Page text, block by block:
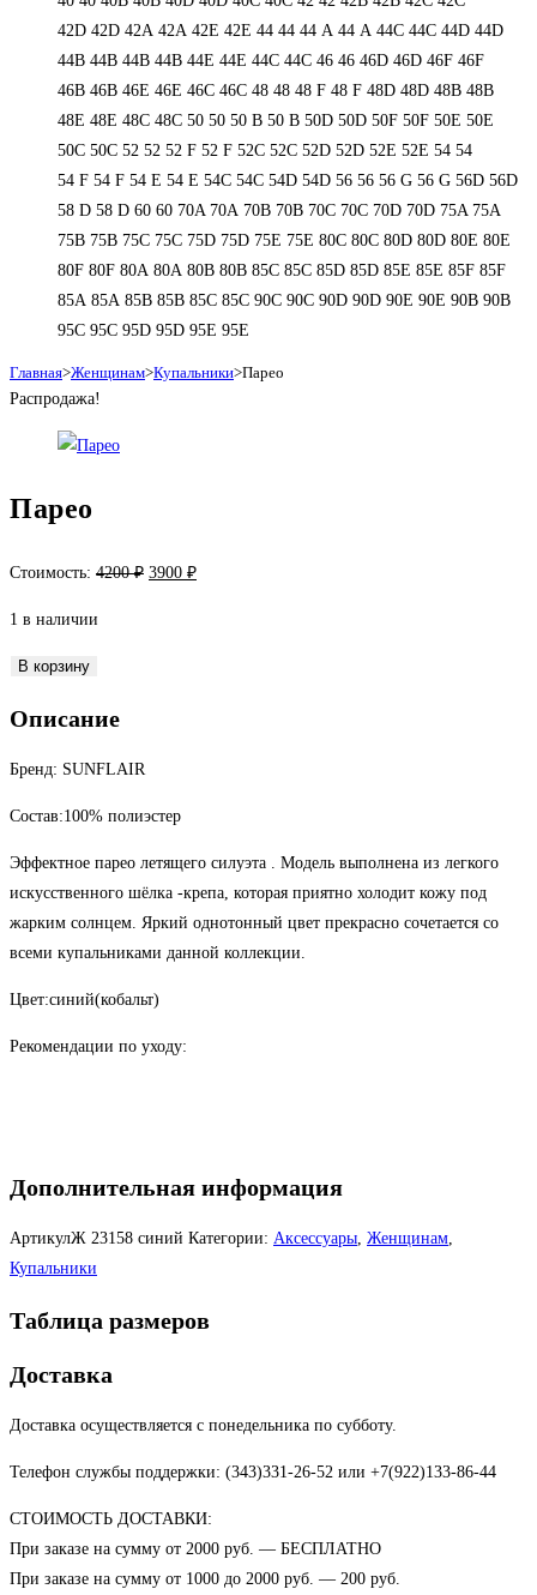
42D 42D 42А 42А 42Е 42Е 44 44 44 А 44 А 44C 44C 44D 44D
44В 44В 44В 44В 44Е 44Е 44С 44С 46 46 46D 46D 46F 46F
46В 46В 46Е 46Е 46С 46С 48 48 48 F 48 F 48D 48D 48В 48В
48Е 48Е 48С 48С 50 50 50 B 50 B 50D 50D 50F 50F 50Е 50Е
50С 50С 52 52 52 F 52 F 52C 52C 52D 52D 52E 52E 54 54
54 F 54 F 54 Е 54 Е 54C 54C 54D 54D 56 56 56 G 56 G 56D 56D
58 D 58 D 60 60 70A 70A 70B 70B 70C 70C 70D 70D 75A 75A
75B 75B 75C 75C 75D 75D 75E 75E 80C 80C 80D 80D 80E 80E
80F 80F 80А 80А 80В 80В 85C 85C 85D 85D 85E 85E 85F 85F
85А 85А 85В 85В 85С 85С 90C 90C 90D 90D 90E 90E 90В 90В
95C 95C 95D 95D 95E 95E
Главная>Женщинам>Купальники>Парео
Распродажа!
Парео
Стоимость: 4200₽ Первоначальная
3900 ₽Текущая
1 в наличии
Количество
Парео
В корзину
Описание
Бренд: SUNFLAIR
Состав:100% полиэстер
Эффектное парео летящего силуэта . Модель выполнена из легкого
искусственного шёлка -крепа, которая приятно холодит кожу под
жарким солнцем. Яркий однотонный цвет прекрасно сочетается со
всеми купальниками данной коллекции.
Цвет:синий(кобальт)
Рекомендации по уходу:
Дополнительная информация
АртикулЖ 23158 синий Категории: Аксессуары, Женщинам,
Купальники
Таблица размеров
Доставка
Доставка осуществляется с понедельника по субботу.
Телефон службы поддержки: (343)331-26-52 или +7(922)133-86-44
СТОИМОСТЬ ДОСТАВКИ:
При заказе на сумму от 2000 руб. — БЕСПЛАТНО
При заказе на сумму от 1000 до 2000 руб. — 200 руб.